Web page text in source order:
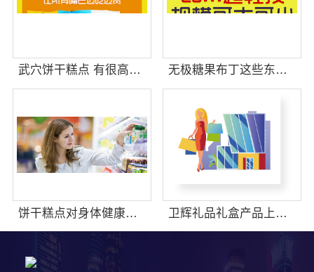
武穴饼干糕点 有很高的辨识度 无极糖果布丁这些东西有销量吗
饼干糕点对身体健康有什么影响吗 卫辉礼品礼盒产品上新速度快吗